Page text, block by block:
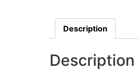
Description
Description